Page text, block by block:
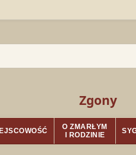
Zgony
O ZMARŁYM
I RODZINIE